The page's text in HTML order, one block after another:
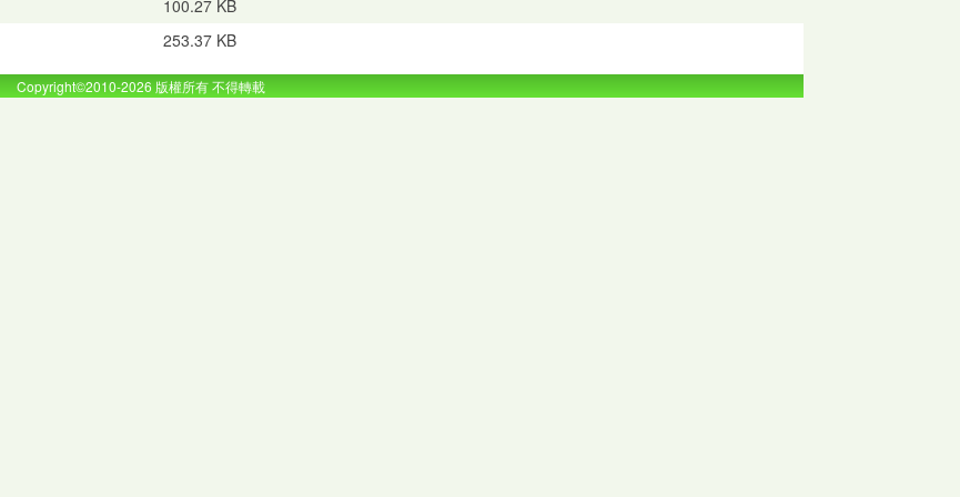
100.27 KB
253.37 KB
Copyright©2010-2026 版權所有 不得轉載